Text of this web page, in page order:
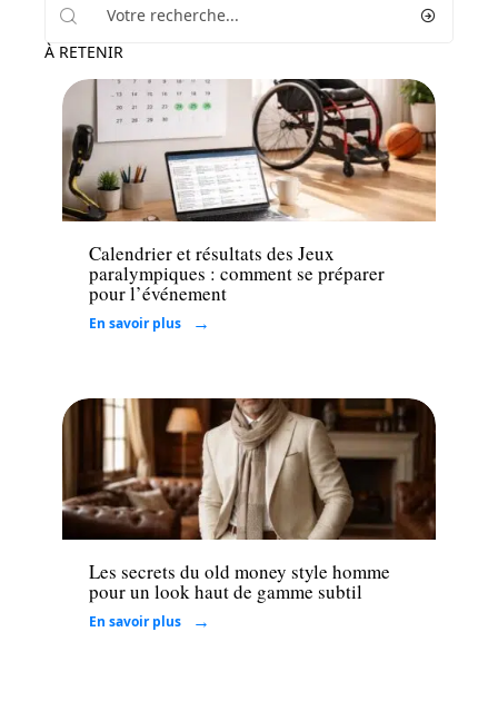
À RETENIR
Loisirs
Calendrier et résultats des Jeux
paralympiques : comment se préparer
pour l’événement
En savoir plus
Mode
Les secrets du old money style homme
pour un look haut de gamme subtil
En savoir plus